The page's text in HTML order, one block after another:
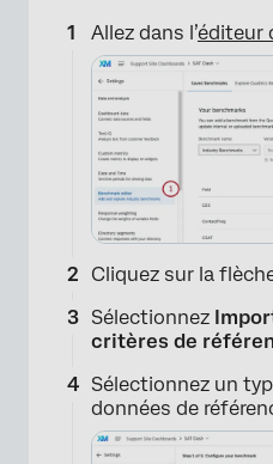
Allez dans l’éditeur
Cliquez sur la
Sélectionnez
critères de
Sélectionnez un
données de